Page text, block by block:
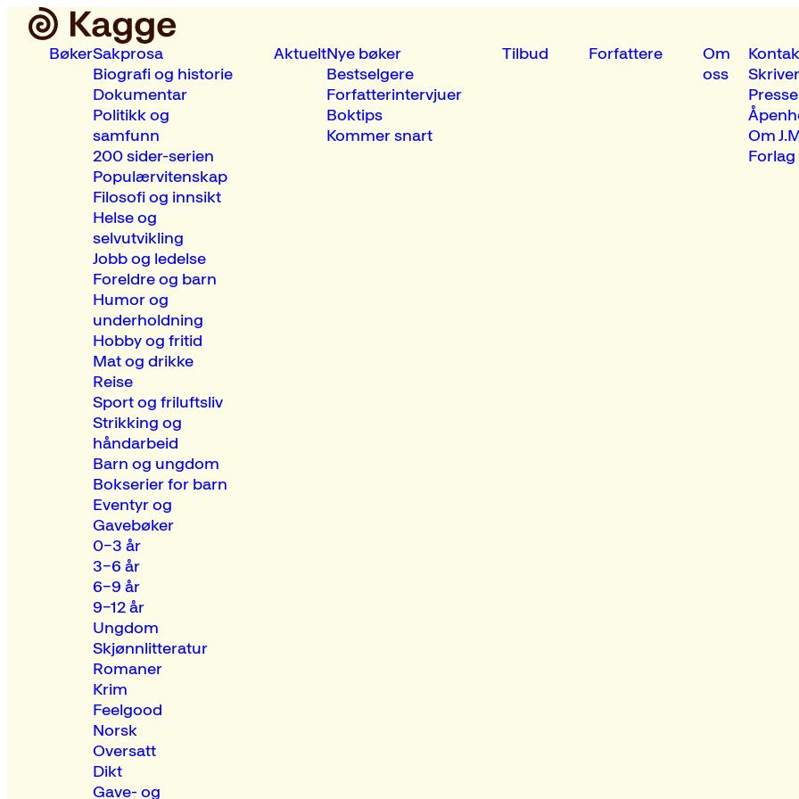
BøkerSakprosa
Biografi og historie
Dokumentar
Politikk og
samfunn
200 sider-serien
Populærvitenskap
Filosofi og innsikt
Helse og
selvutvikling
Jobb og ledelse
Foreldre og barn
Humor og
underholdning
Hobby og fritid
Mat og drikke
Reise
Sport og friluftsliv
Strikking og
håndarbeid
Barn og ungdom
Bokserier for barn
Eventyr og
Gavebøker
0–3 år
3–6 år
6–9 år
9–12 år
Ungdom
Skjønnlitteratur
Romaner
Krim
Feelgood
Norsk
Oversatt
Dikt
Gave- og
AktueltNye bøker
Bestselgere
Forfatterintervjuer
Boktips
Kommer snart
Tilbud Forfattere
Om
oss
Presse
Om
Forlag